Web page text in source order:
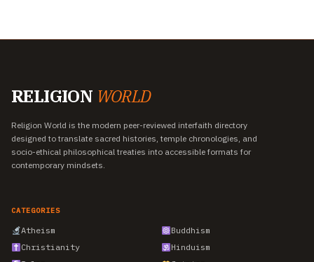
RELIGION WORLD
Religion World is the modern peer-reviewed interfaith directory
designed to translate sacred histories, temple chronologies, and
socio-ethical philosophical treaties into accessible formats for
contemporary mindsets.
CATEGORIES
Atheism
Buddhism
Christianity
Hinduism